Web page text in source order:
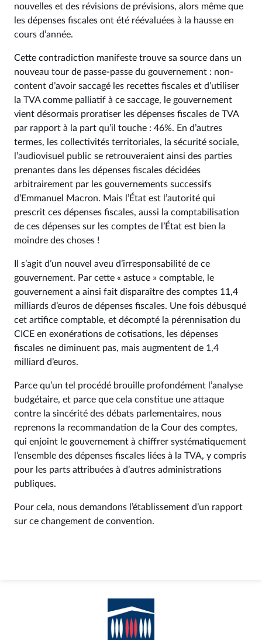
nouvelles et des révisions de prévisions, alors même que
les dépenses fiscales ont été réévaluées à la hausse en
cours d’année.
Cette contradiction manifeste trouve sa source dans un
nouveau tour de passe-passe du gouvernement : non-
content d’avoir saccagé les recettes fiscales et d’utiliser
la TVA comme palliatif à ce saccage, le gouvernement
vient désormais proratiser les dépenses fiscales de TVA
par rapport à la part qu’il touche : 46%. En d’autres
termes, les collectivités territoriales, la sécurité sociale,
l’audiovisuel public se retrouveraient ainsi des parties
prenantes dans les dépenses fiscales décidées
arbitrairement par les gouvernements successifs
d’Emmanuel Macron. Mais l’État est l’autorité qui
prescrit ces dépenses fiscales, aussi la comptabilisation
de ces dépenses sur les comptes de l’État est bien la
moindre des choses !
Il s’agit d’un nouvel aveu d’irresponsabilité de ce
gouvernement. Par cette « astuce » comptable, le
gouvernement a ainsi fait disparaître des comptes 11,4
milliards d’euros de dépenses fiscales. Une fois débusqué
cet artifice comptable, et décompté la pérennisation du
CICE en exonérations de cotisations, les dépenses
fiscales ne diminuent pas, mais augmentent de 1,4
milliard d’euros.
Parce qu’un tel procédé brouille profondément l’analyse
budgétaire, et parce que cela constitue une attaque
contre la sincérité des débats parlementaires, nous
reprenons la recommandation de la Cour des comptes,
qui enjoint le gouvernement à chiffrer systématiquement
l’ensemble des dépenses fiscales liées à la TVA, y compris
pour les parts attribuées à d’autres administrations
publiques.
Pour cela, nous demandons l’établissement d’un rapport
sur ce changement de convention.